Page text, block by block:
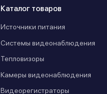
Каталог товаров
Источники питания
Системы видеонаблюдения
Тепловизоры
Камеры видеонаблюдения
Видеорегистраторы